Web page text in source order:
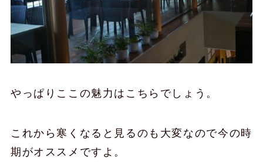
やっぱりここの魅力はこちらでしょう。
これから寒くなると見るのも大変なので今の時
期がオススメですよ。